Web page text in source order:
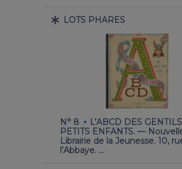
LOTS PHARES
N° 8 · L’ABCD DES GENTILS
PETITS ENFANTS. —
Librairie de la Jeunesse. 10,
l’Abbaye. …